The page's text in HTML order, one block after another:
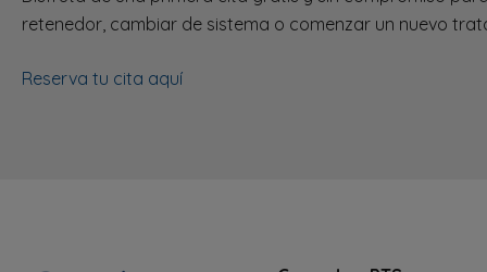
retenedor, cambiar de sistema o comenzar un nuevo
Reserva tu cita aquí